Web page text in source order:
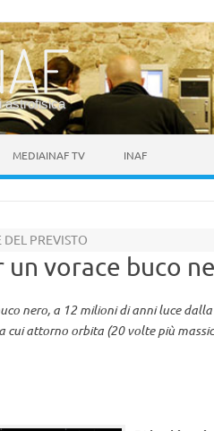
astrofisica
MEDIAINAF TV INAF
DEL PREVISTO
vorace buco
nero, a 12 milioni di anni luce
attorno orbita (20 volte più